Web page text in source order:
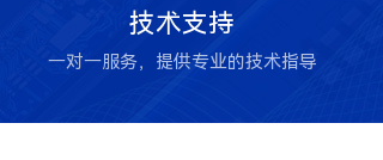
技术支持
一对一服务，提供专业的技术指导